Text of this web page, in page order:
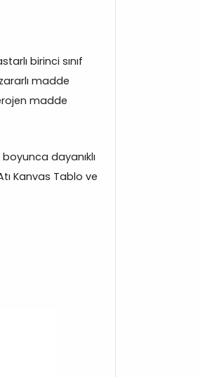
birinci sınıf
madde
madde
dayanıklı
Kanvas Tablo ve